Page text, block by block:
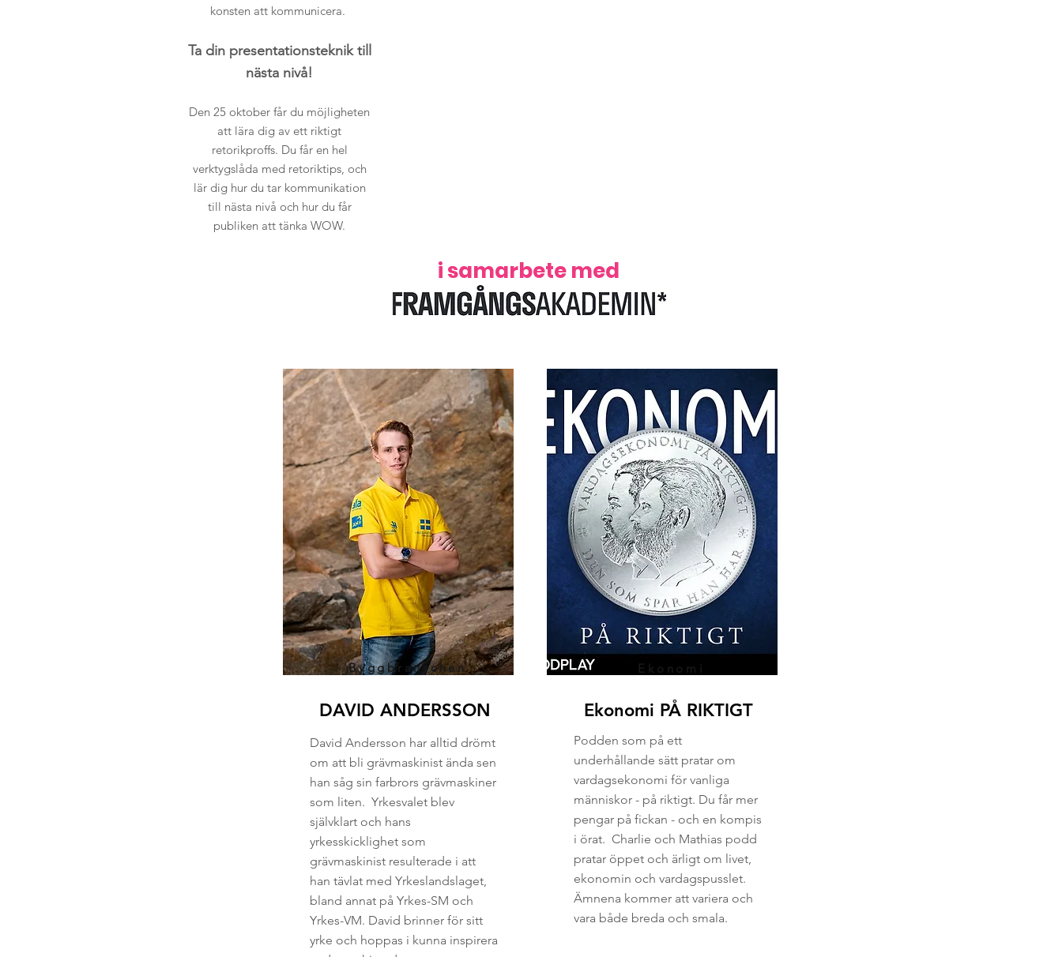
konsten att kommunicera.
Ta din presentationsteknik till
nästa nivå!
Den 25 oktober får du möjligheten
att lära dig av ett riktigt
retorikproffs. Du får en hel
verktygslåda med retoriktips, och
lär dig hur du tar kommunikation
till nästa nivå och hur du får
publiken att tänka WOW.
i samarbete med
Byggbranschen
DAVID ANDERSSON
David Andersson har alltid drömt
om att bli grävmaskinist ända sen
han såg sin farbrors grävmaskiner
som liten. Yrkesvalet blev
självklart och hans
yrkesskicklighet som
grävmaskinist resulterade i att
han tävlat med Yrkeslandslaget,
bland annat på Yrkes-SM och
Yrkes-VM. David brinner för sitt
yrke och hoppas i kunna inspirera
Ekonomi
Ekonomi PÅ RIKTIGT
Podden som på ett
underhållande sätt pratar om
vardagsekonomi för vanliga
människor - på riktigt. Du får mer
pengar på fickan - och en kompis
i örat. Charlie och Mathias podd
pratar öppet och ärligt om livet,
ekonomin och vardagspusslet.
Ämnena kommer att variera och
vara både breda och smala.